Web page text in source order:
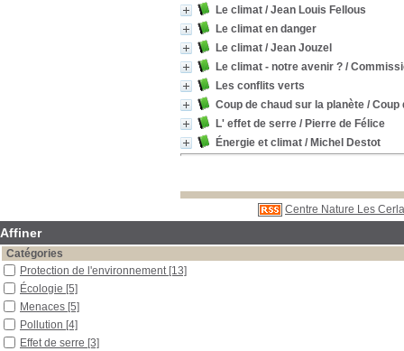
Le climat / Jean Louis Fellous
Le climat en danger
Le climat / Jean Jouzel
Le climat - notre avenir ? /
Les conflits verts
Coup de chaud sur la planète / Coup
L' effet de serre / Pierre de Félice
Énergie et climat / Michel Destot
Centre Nature Les
Affiner
Catégories
Protection de l'environnement [13]
Écologie [5]
Menaces [5]
Pollution [4]
Effet de serre [3]